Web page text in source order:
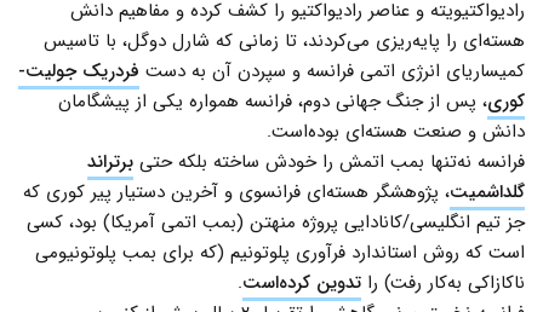
رادیواکتیویته و عناصر رادیواکتیو را کشف کرده و مفاهیم دانش
هسته‌ای را پایه‌ریزی می‌کردند، تا زمانی که شارل دوگل، با تاسیس
کمیساریای انرژی اتمی فرانسه و سپردن آن به دست فردریک جولیت-
کوری، پس از جنگ جهانی دوم، فرانسه همواره یکی از پیشگامان
دانش و صنعت هسته‌ای بوده‌است.
فرانسه نه‌تنها بمب اتمش را خودش ساخته بلکه حتی برتراند
گلداشمیت، پژوهشگر هسته‌ای فرانسوی و آخرین دستیار پیر کوری که
جز تیم انگلیسی/کانادایی پروژه منهتن (بمب اتمی آمریکا) بود، کسی
است که روش استاندارد فرآوری پلوتونیم (که برای بمب پلوتونیومی
ناکازاکی به‌کار رفت) را تدوین کرده‌است.